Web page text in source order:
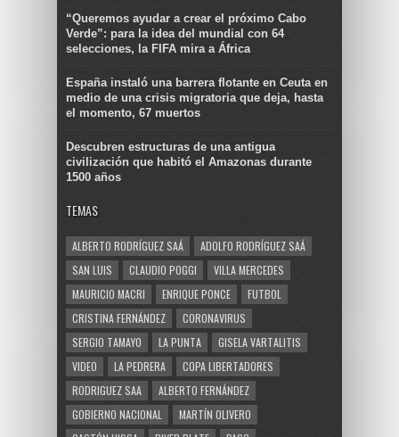
“Queremos ayudar a crear el próximo Cabo
Verde”: para la idea del mundial con 64
selecciones, la FIFA mira a África
España instaló una barrera flotante en Ceuta en
medio de una crisis migratoria que deja, hasta
el momento, 67 muertos
Descubren estructuras de una antigua
civilización que habitó el Amazonas durante
1500 años
TEMAS
ALBERTO RODRÍGUEZ SAÁ
ADOLFO RODRÍGUEZ SAÁ
SAN LUIS
CLAUDIO POGGI
VILLA MERCEDES
MAURICIO MACRI
ENRIQUE PONCE
FUTBOL
CRISTINA FERNÁNDEZ
CORONAVIRUS
SERGIO TAMAYO
LA PUNTA
GISELA VARTALITIS
VIDEO
LA PEDRERA
COPA LIBERTADORES
RODRIGUEZ SAA
ALBERTO FERNÁNDEZ
GOBIERNO NACIONAL
MARTÍN OLIVERO